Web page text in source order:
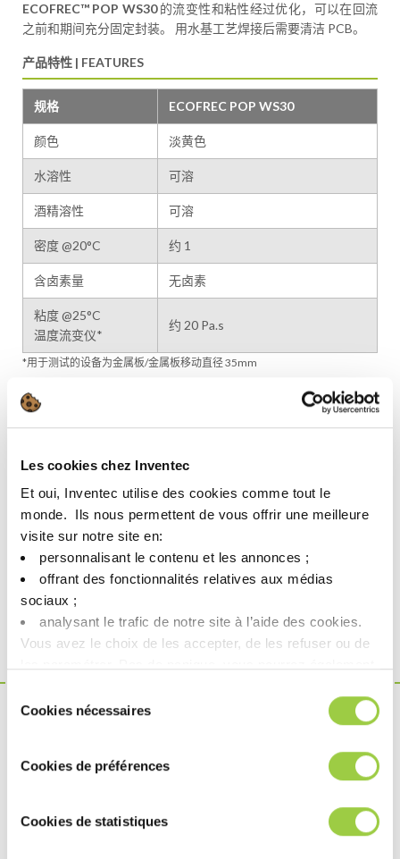
Les cookies chez Inventec
Et oui, Inventec utilise des cookies comme tout le
monde. ​ Ils nous permettent de vous offrir une meilleure
visite sur notre site en:​
personnalisant le contenu et les annonces ;​
offrant des fonctionnalités relatives aux médias
sociaux ; ​
analysant le trafic de notre site à l’aide des cookies.​
Vous avez le choix de les accepter, de les refuser ou de
cookies.​ ​ ​
duCookies nécessaires
Cookies de préférences
Cookies de statistiques
ECOFREC™ POP WS30的流变性和粘性经过优化，可以在回流
之前和期间充分固定封装。 用水基工艺焊接后需要清洁 PCB。
产品特性 | FEATURES
规格 ECOFREC POP WS30
颜色 淡黄色
水溶性 可溶
酒精溶性 可溶
密度 @20°C 约 1
含卤素量 无卤素
粘度 @25°C
温度流变仪*
约 20 Pa.s
*用于测试的设备为金属板/金属板移动直径 35mm
产品性质 | CHARACTERISTICS
助焊剂分级
REH1 /
ANSI/J-STD-004 / ISO
锡球测试 合格
铜镜测试 H 合格 ANSI/J-STD-004
major
合格 ANSI/J-STD-004
虽然完全符合安全和环保法规，但该产品不符合我们的严格标
寻找一个更可持续的解决方案？